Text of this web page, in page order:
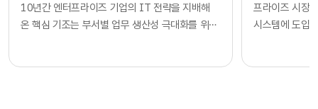
10년간 엔터프라이즈 기업의 IT 전략을 지배해
온 핵심 기조는 부서별 업무 생산성 극대화를 위한
프라이즈 시장
시스템에 도입